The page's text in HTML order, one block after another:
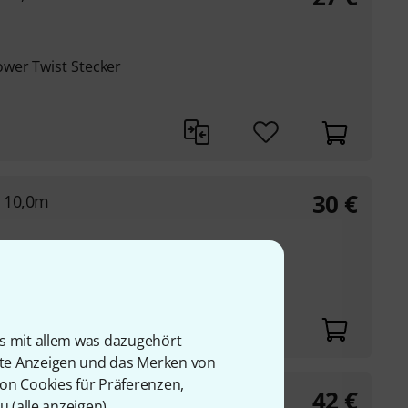
mit allem was dazugehört
Anzeigen und das Merken von
Cookies für Präferenzen,
Twist Stecker
30 €
10,0m 42 €